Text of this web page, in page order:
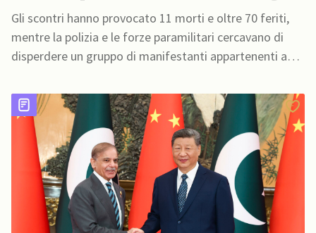
di una protesta
Gli scontri hanno provocato 11 morti e oltre 70 feriti,
mentre la polizia e le forze paramilitari cercavano di
disperdere un gruppo di manifestanti appartenenti a